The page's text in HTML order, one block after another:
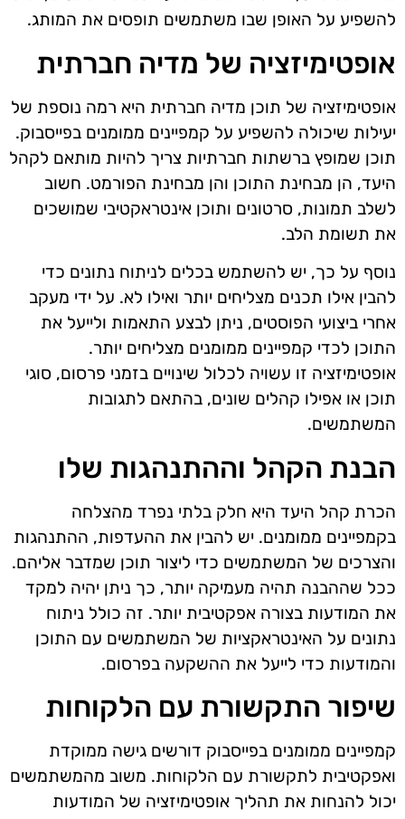
להשפיע על האופן שבו משתמשים תופסים את המותג.
אופטימיזציה של מדיה חברתית
אופטימיזציה של תוכן מדיה חברתית היא רמה נוספת של
יעילות שיכולה להשפיע על קמפיינים ממומנים בפייסבוק.
תוכן שמופץ ברשתות חברתיות צריך להיות מותאם לקהל
היעד, הן מבחינת התוכן והן מבחינת הפורמט. חשוב
לשלב תמונות, סרטונים ותוכן אינטראקטיבי שמושכים
את תשומת הלב.
נוסף על כך, יש להשתמש בכלים לניתוח נתונים כדי
להבין אילו תכנים מצליחים יותר ואילו לא. על ידי מעקב
אחרי ביצועי הפוסטים, ניתן לבצע התאמות ולייעל את
התוכן לכדי קמפיינים ממומנים מצליחים יותר.
אופטימיזציה זו עשויה לכלול שינויים בזמני פרסום, סוגי
תוכן או אפילו קהלים שונים, בהתאם לתגובות
המשתמשים.
הבנת הקהל וההתנהגות שלו
הכרת קהל היעד היא חלק בלתי נפרד מהצלחה
בקמפיינים ממומנים. יש להבין את ההעדפות, ההתנהגות
והצרכים של המשתמשים כדי ליצור תוכן שמדבר אליהם.
ככל שההבנה תהיה מעמיקה יותר, כך ניתן יהיה למקד
את המודעות בצורה אפקטיבית יותר. זה כולל ניתוח
נתונים על האינטראקציות של המשתמשים עם התוכן
והמודעות כדי לייעל את ההשקעה בפרסום.
שיפור התקשורת עם הלקוחות
קמפיינים ממומנים בפייסבוק דורשים גישה ממוקדת
ואפקטיבית לתקשורת עם הלקוחות. משוב מהמשתמשים
יכול להנחות את תהליך אופטימיזציה של המודעות